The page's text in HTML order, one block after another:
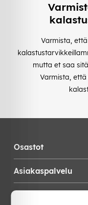
Varmista,
mutta et saa
Varmista,
Osastot
Asiakaspalvelu